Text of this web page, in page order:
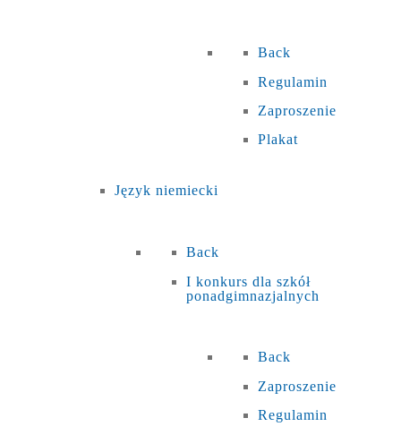
Back
Regulamin
Zaproszenie
Plakat
Język niemiecki
Back
I konkurs dla szkół
ponadgimnazjalnych
Back
Zaproszenie
Regulamin